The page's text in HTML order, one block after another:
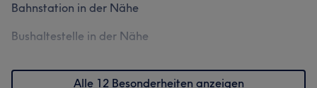
Bahnstation in der Nähe
Bushaltestelle in der Nähe
Alle 12 Besonderheiten anzeigen